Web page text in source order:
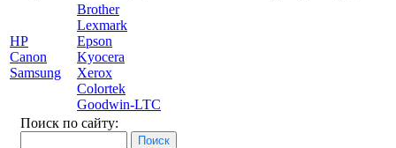
HP
Canon
Samsung
Brother
Lexmark
Epson
Kyocera
Xerox
Colortek
Goodwin-LTC
Поиск по сайту: